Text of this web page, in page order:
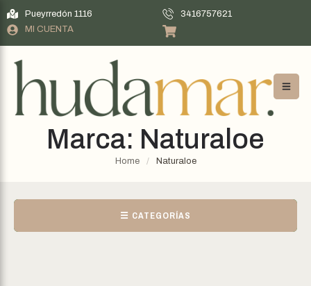
Pueyrredón 1116
3416757621
MI CUENTA
Marca: Naturaloe
Home / Naturaloe
☰ CATEGORÍAS